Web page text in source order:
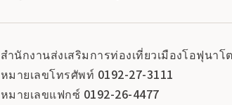
สำนักงานส่งเสริมการท่องเที่ยวเมืองโอฟุนาโ
หมายเลขโทรศัพท์ 0192-27-3111
หมายเลขแฟกซ์ 0192-26-4477